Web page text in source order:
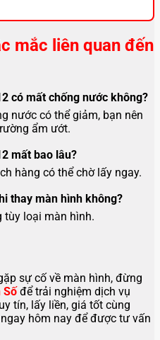
mắc liên quan đến
có mất chống nước không?
nước có thể giảm, bạn nên
ẩm ướt.
mất bao lâu?
hàng có thể chờ lấy ngay.
thay màn hình không?
tùy loại màn hình.
sự cố về màn hình, đừng
Sốđể trải nghiệm dịch vụ
uy tín, lấy liền, giá tốt cùng
hôm nay để được tư vấn